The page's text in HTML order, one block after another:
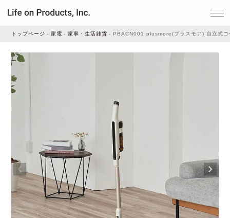
ルームフレグランス
ビューティー
デジタル雑貨
トップページ 家電 家事・生活雑貨 PBACN001 plusmore(プラスモア) 自立式コ